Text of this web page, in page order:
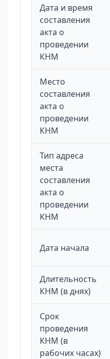
Дата и время
составления
акта о
проведении
КНМ
Место
составления
акта о
проведении
КНМ
Тип адреса
места
составления
акта о
проведении
КНМ
Дата начала
Длительность
КНМ (в днях)
Срок
проведения
КНМ (в
рабочих часах)